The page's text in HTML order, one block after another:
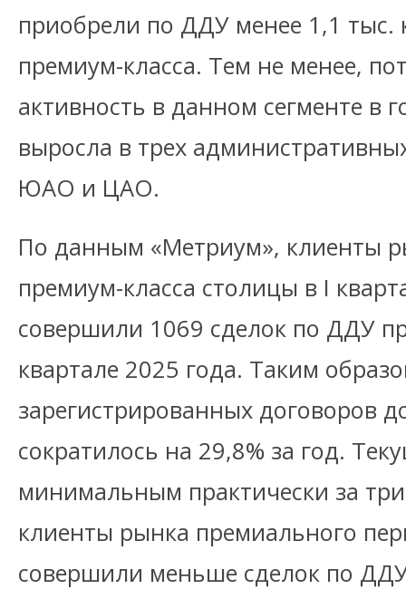
приобрели по ДДУ менее 1,1 тыс.
премиум-класса. Тем не менее,
активность в данном сегменте в
выросла в трех
ЮАО и ЦАО.
По данным «Метриум», клиенты
премиум-класса столицы в I
совершили 1069 сделок по ДДУ
квартале 2025 года. Таким
зарегистрированных договоров
сократилось на 29,8% за год.
минимальным практически за
клиенты рынка премиального
совершили меньше сделок по